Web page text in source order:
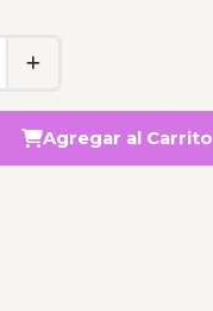
Agregar al Carrito